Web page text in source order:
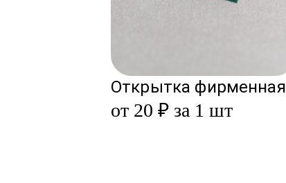
Открытка фирменная
от 20 ₽ за 1 шт